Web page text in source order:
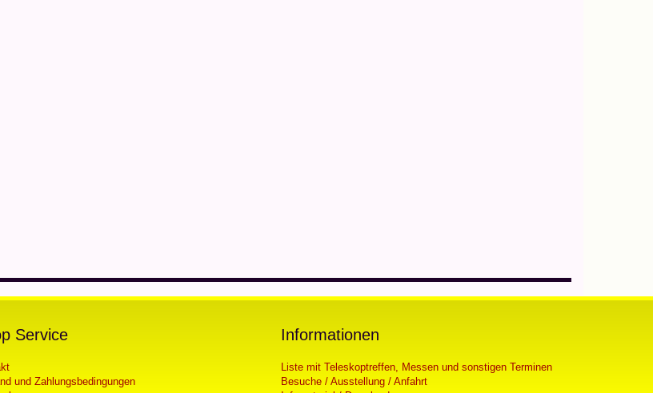
Service
und Zahlungsbedingungen
Informationen
Liste mit Teleskoptreffen, Messen und sonstigen Terminen
Besuche / Ausstellung / Anfahrt